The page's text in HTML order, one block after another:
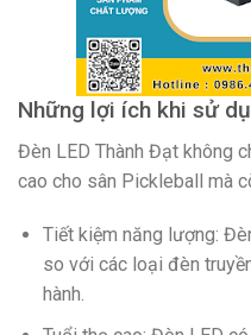
Những lợi ích khi sử
Đèn LED Thành Đạt không
cao cho sân Pickleball mà
Tiết kiệm năng lượng:
so với các loại đèn
hành.